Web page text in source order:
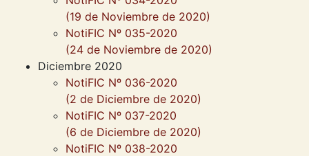
(19 de Noviembre de 2020)
NotiFIC Nº 035-2020
(24 de Noviembre de 2020)
Diciembre 2020
NotiFIC Nº 036-2020
(2 de Diciembre de 2020)
NotiFIC Nº 037-2020
(6 de Diciembre de 2020)
NotiFIC Nº 038-2020